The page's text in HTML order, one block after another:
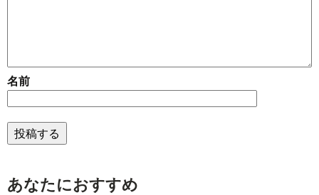
名前
あなたにおすすめ